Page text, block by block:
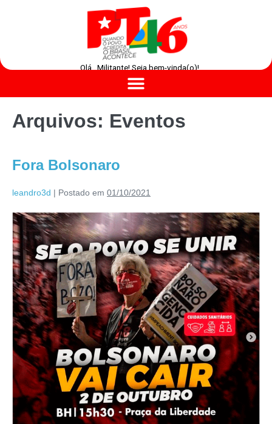
Olá , Militante! Seja bem-vinda(o)!
Arquivos: Eventos
Fora Bolsonaro
leandro3d | Postado em 01/10/2021